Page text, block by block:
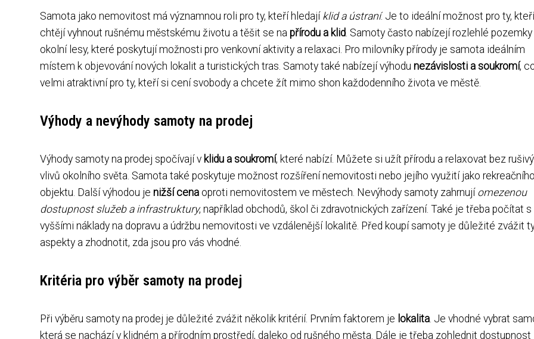
Samota jako nemovitost má významnou roli pro ty, kteří hledají klid a ústraní. Je to ideální možnost pro ty,
chtějí vyhnout rušnému městskému životu a těšit se na přírodu a klid . Samoty často nabízejí rozlehlé pozemky
okolní lesy, které poskytují možnosti pro venkovní aktivity a relaxaci. Pro milovníky přírody je samota ideálním
místem k objevování nových lokalit a turistických tras. Samoty také nabízejí výhodu nezávislosti a soukromí,
velmi atraktivní pro ty, kteří si cení svobody a chcete žít mimo shon každodenního života ve městě.
Výhody a nevýhody samoty na prodej
Výhody samoty na prodej spočívají v klidu a soukromí, které nabízí. Můžete si užít přírodu a relaxovat bez
vlivů okolního světa. Samota také poskytuje možnost rozšíření nemovitosti nebo jejího využití jako rekreačního
objektu. Další výhodou je nižší cena oproti nemovitostem ve městech. Nevýhody samoty zahrnují omezenou
dostupnost služeb a infrastruktury, například obchodů, škol či zdravotnických zařízení. Také je třeba počítat s
vyššími náklady na dopravu a údržbu nemovitosti ve vzdálenější lokalitě. Před koupí samoty je důležité zvážit
aspekty a zhodnotit, zda jsou pro vás vhodné.
Kritéria pro výběr samoty na prodej
Při výběru samoty na prodej je důležité zvážit několik kritérií. Prvním faktorem je lokalita . Je vhodné vybrat
která se nachází v klidném a přírodním prostředí, daleko od rušného města. Dále je třeba zohlednit dostupnost